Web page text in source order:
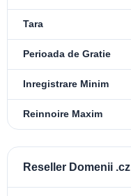
Tara
Perioada de Gratie
Inregistrare Minim
Reinnoire Maxim
Reseller Domenii .cz